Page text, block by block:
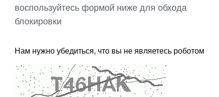
воспользуйтесь формой ниже для обхода
блокировки
Нам нужно убедиться, что вы не являетесь роботом